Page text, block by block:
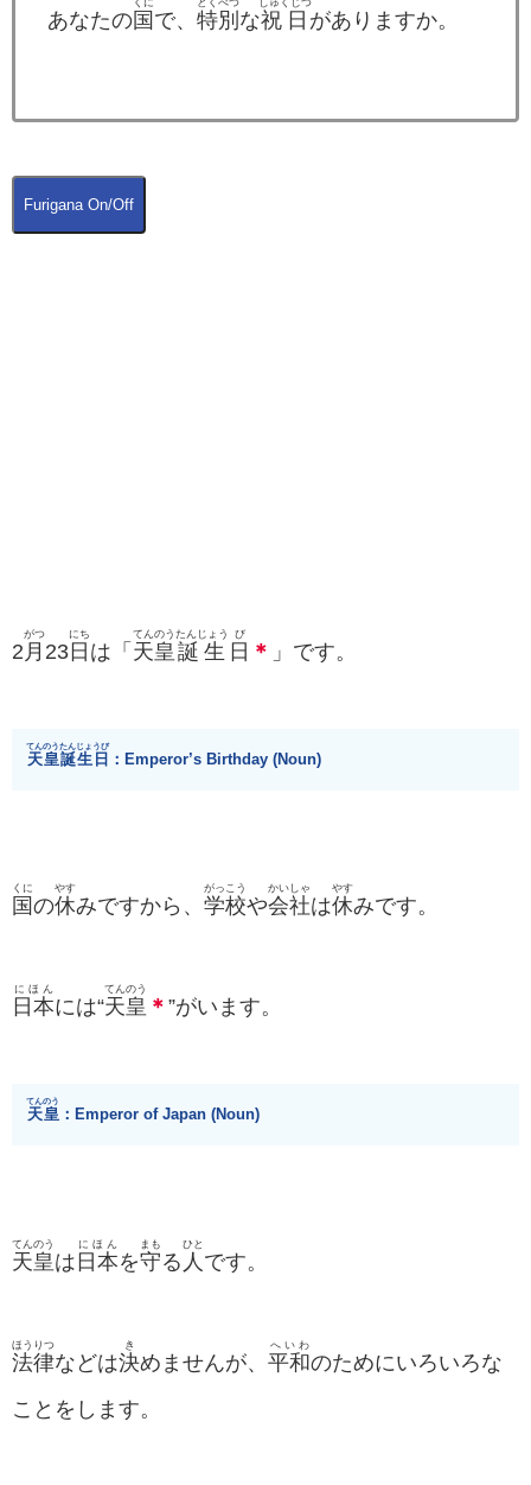
あなたの国 で、 特別 な祝日 がありますか。
Furigana On/Off
2 月
がつ
23日
にち
は「 天皇
てんのう
誕生
たんじょう
日
び
＊ 」です。
天皇誕生日
てんのうたんじょうび
：Emperor’s Birthday (Noun)
国
くに
の休
やす
みですから、 学校
がっこう
や会社
かいしゃ
は休
やす
みです。
日本
にほん
には“天皇
てんのう
＊ ”がいます。
天皇
てんのう
：Emperor of Japan (Noun)
天皇
てんのう
は 日本
にほん
を守
まも
る 人
ひと
です。
法律
ほうりつ
などは決
き
めませんが、 平和
へいわ
のためにいろいろな
ことをします。